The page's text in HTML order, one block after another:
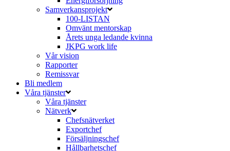
Samverkansprojekt
100-LISTAN
Omvänt mentorskap
Årets unga ledande kvinna
JKPG work life
Vår vision
Rapporter
Remissvar
Bli medlem
Våra tjänster
Våra tjänster
Nätverk
Chefsnätverket
Exportchef
Försäljningschef
Hållbarhetschef